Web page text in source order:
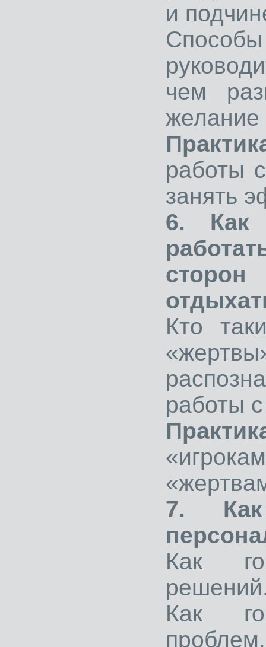
и
чем
желание
работы
занять
6. Как
Кто
работы
7.
Как
Как
проблем.